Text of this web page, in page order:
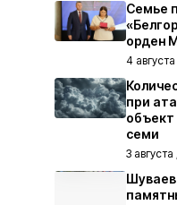
Семье
орден
4 августа
при
объект
семи
3
Шуваев